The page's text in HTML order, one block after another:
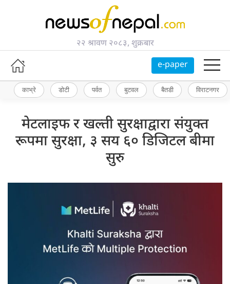
२२ श्रावण २०८३, शुक्रबार
e-paper
काभ्रे डोटी पर्वत बुटवल बैतडी विराटनगर
मेटलाइफ र खल्ती सुरक्षाद्वारा संयुक्त
रूपमा सुरक्षा, ३ सय ६० डिजिटल बीमा
सुरु